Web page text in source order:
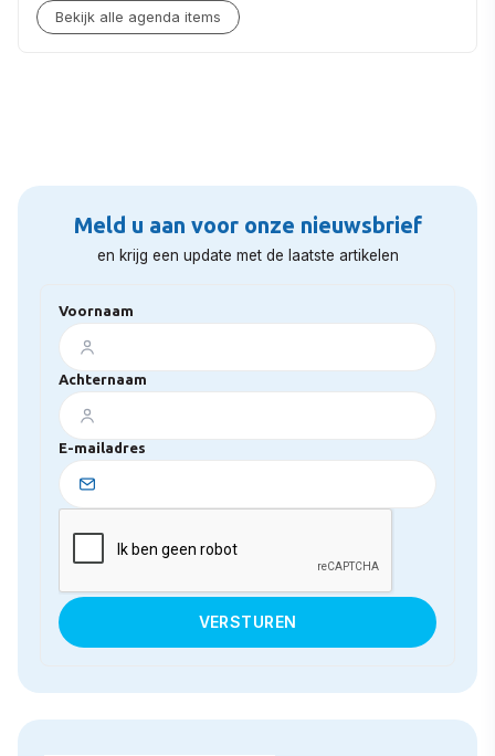
Bekijk alle agenda items
Meld u aan voor onze nieuwsbrief
en krijg een update met de laatste artikelen
Voornaam
Achternaam
E-mailadres